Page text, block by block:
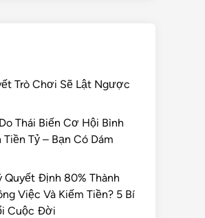
Trò Chơi Sẽ Lật Ngược
Thái Biến Cơ Hội Bình
Tỷ – Bạn Có Dám
Quyết Định 80% Thành
Việc Và Kiếm Tiền? 5 Bí
Cuộc Đời